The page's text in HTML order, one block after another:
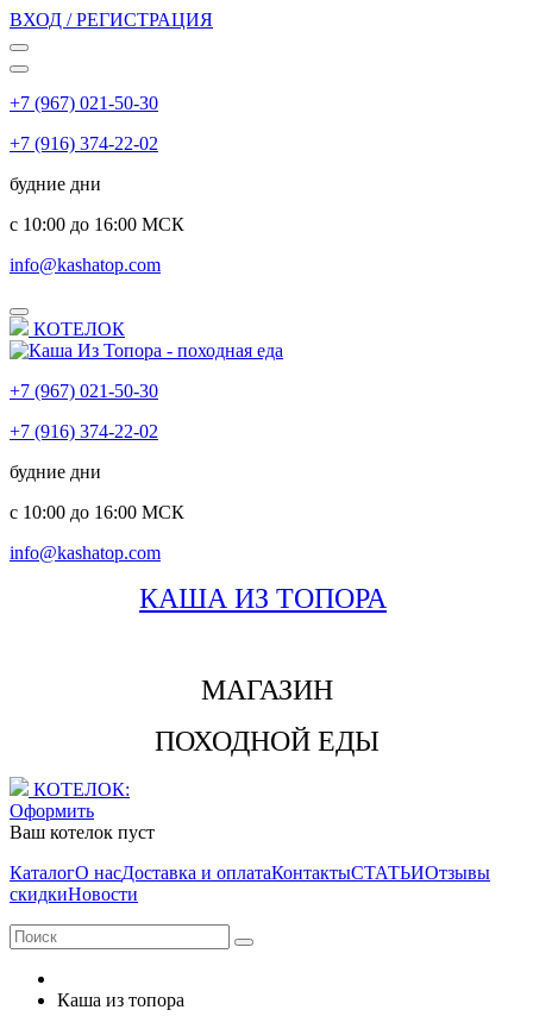
ВХОД / РЕГИСТРАЦИЯ
+7 (967) 021-50-30
+7 (916) 374-22-02
будние дни
с 10:00 до 16:00 МСК
info@kashatop.com
КОТЕЛОК
+7 (967) 021-50-30
+7 (916) 374-22-02
будние дни
с 10:00 до 16:00 МСК
info@kashatop.com
КАША ИЗ ТОПОРА
МАГАЗИН
ПОХОДНОЙ ЕДЫ
КОТЕЛОК:
Оформить
Ваш котелок пуст
КаталогО насДоставка и оплатаКонтактыСТАТЬИОтзывы
скидкиНовости
Каша из топора